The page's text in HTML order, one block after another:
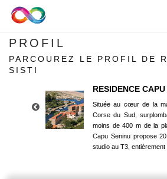
PROFIL
PARCOUREZ LE PROFIL DE
SISTI
RESIDENCE
Située au cœur de la
Corse du Sud,
moins de 400 m de la
Capu Seninu propose
studio au T3, entièrement